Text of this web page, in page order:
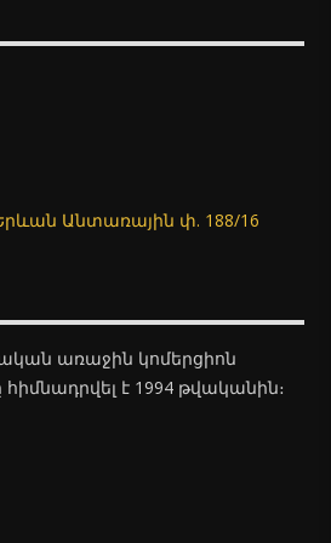
Անտառային փ. 188/16
առաջին կոմերցիոն
է 1994 թվականին։